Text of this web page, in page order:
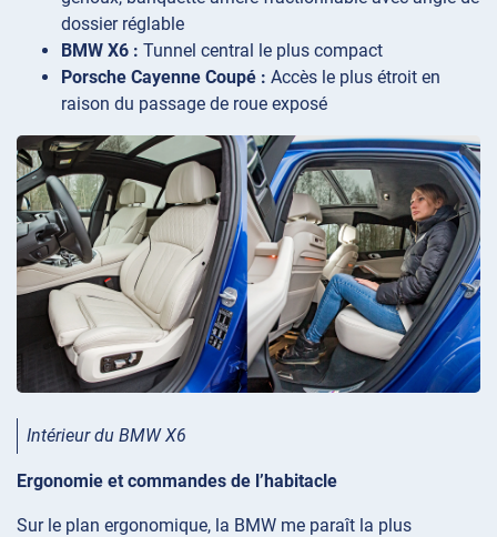
dossier réglable
BMW X6 : Tunnel central le plus compact
Porsche Cayenne Coupé : Accès le plus étroit en
raison du passage de roue exposé
Intérieur du BMW X6
Ergonomie et commandes de l’habitacle
Sur le plan ergonomique, la BMW me paraît la plus